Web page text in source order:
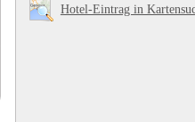
Hotel-Eintrag in
Autowerkstatt Alexander Horn